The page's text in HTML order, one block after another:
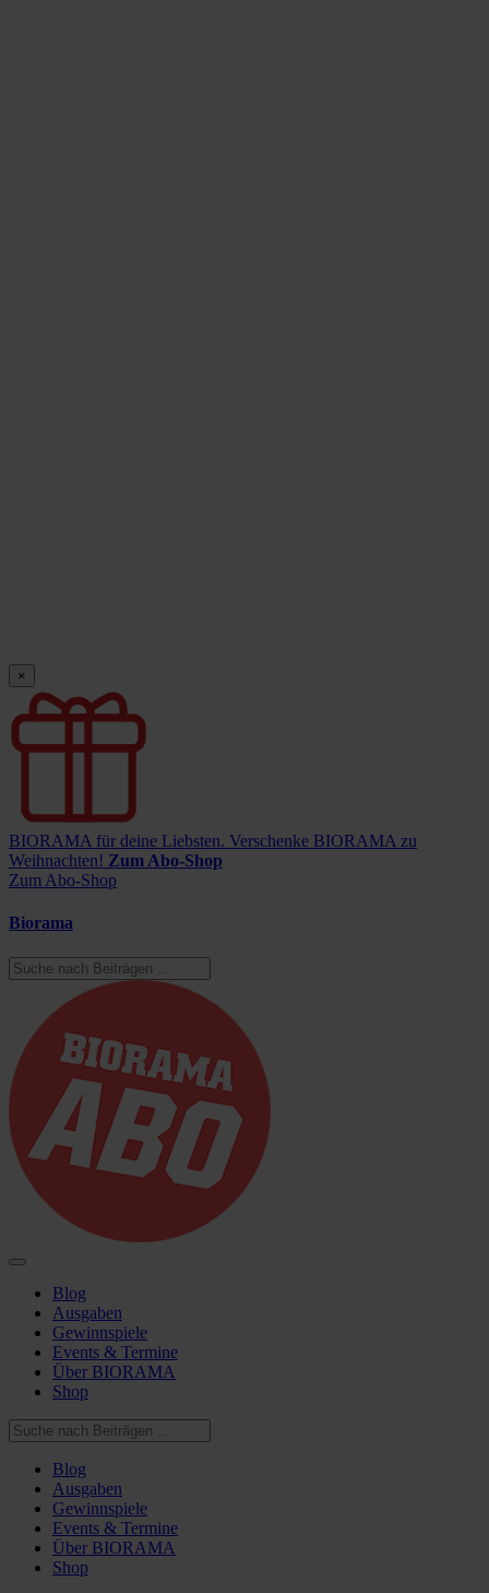
×
BIORAMA für deine Liebsten. Verschenke BIORAMA zu
Weihnachten! Zum Abo-Shop
Zum Abo-Shop
Biorama
Blog
Ausgaben
Gewinnspiele
Events & Termine
Über BIORAMA
Shop
Blog
Ausgaben
Gewinnspiele
Events & Termine
Über BIORAMA
Shop